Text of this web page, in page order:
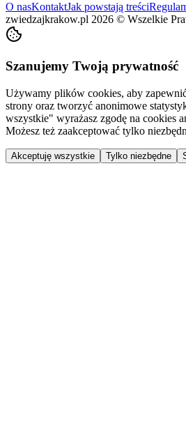
O nasKontaktJak powstają treści
zwiedzajkrakow.pl 2026 © Wszelkie
Szanujemy Twoją prywatność
Używamy plików cookies, aby
strony oraz tworzyć anonimowe
wszystkie" wyrażasz zgodę na cookies
Możesz też zaakceptować tylko
Akceptuję wszystkie Tylko niezbędne